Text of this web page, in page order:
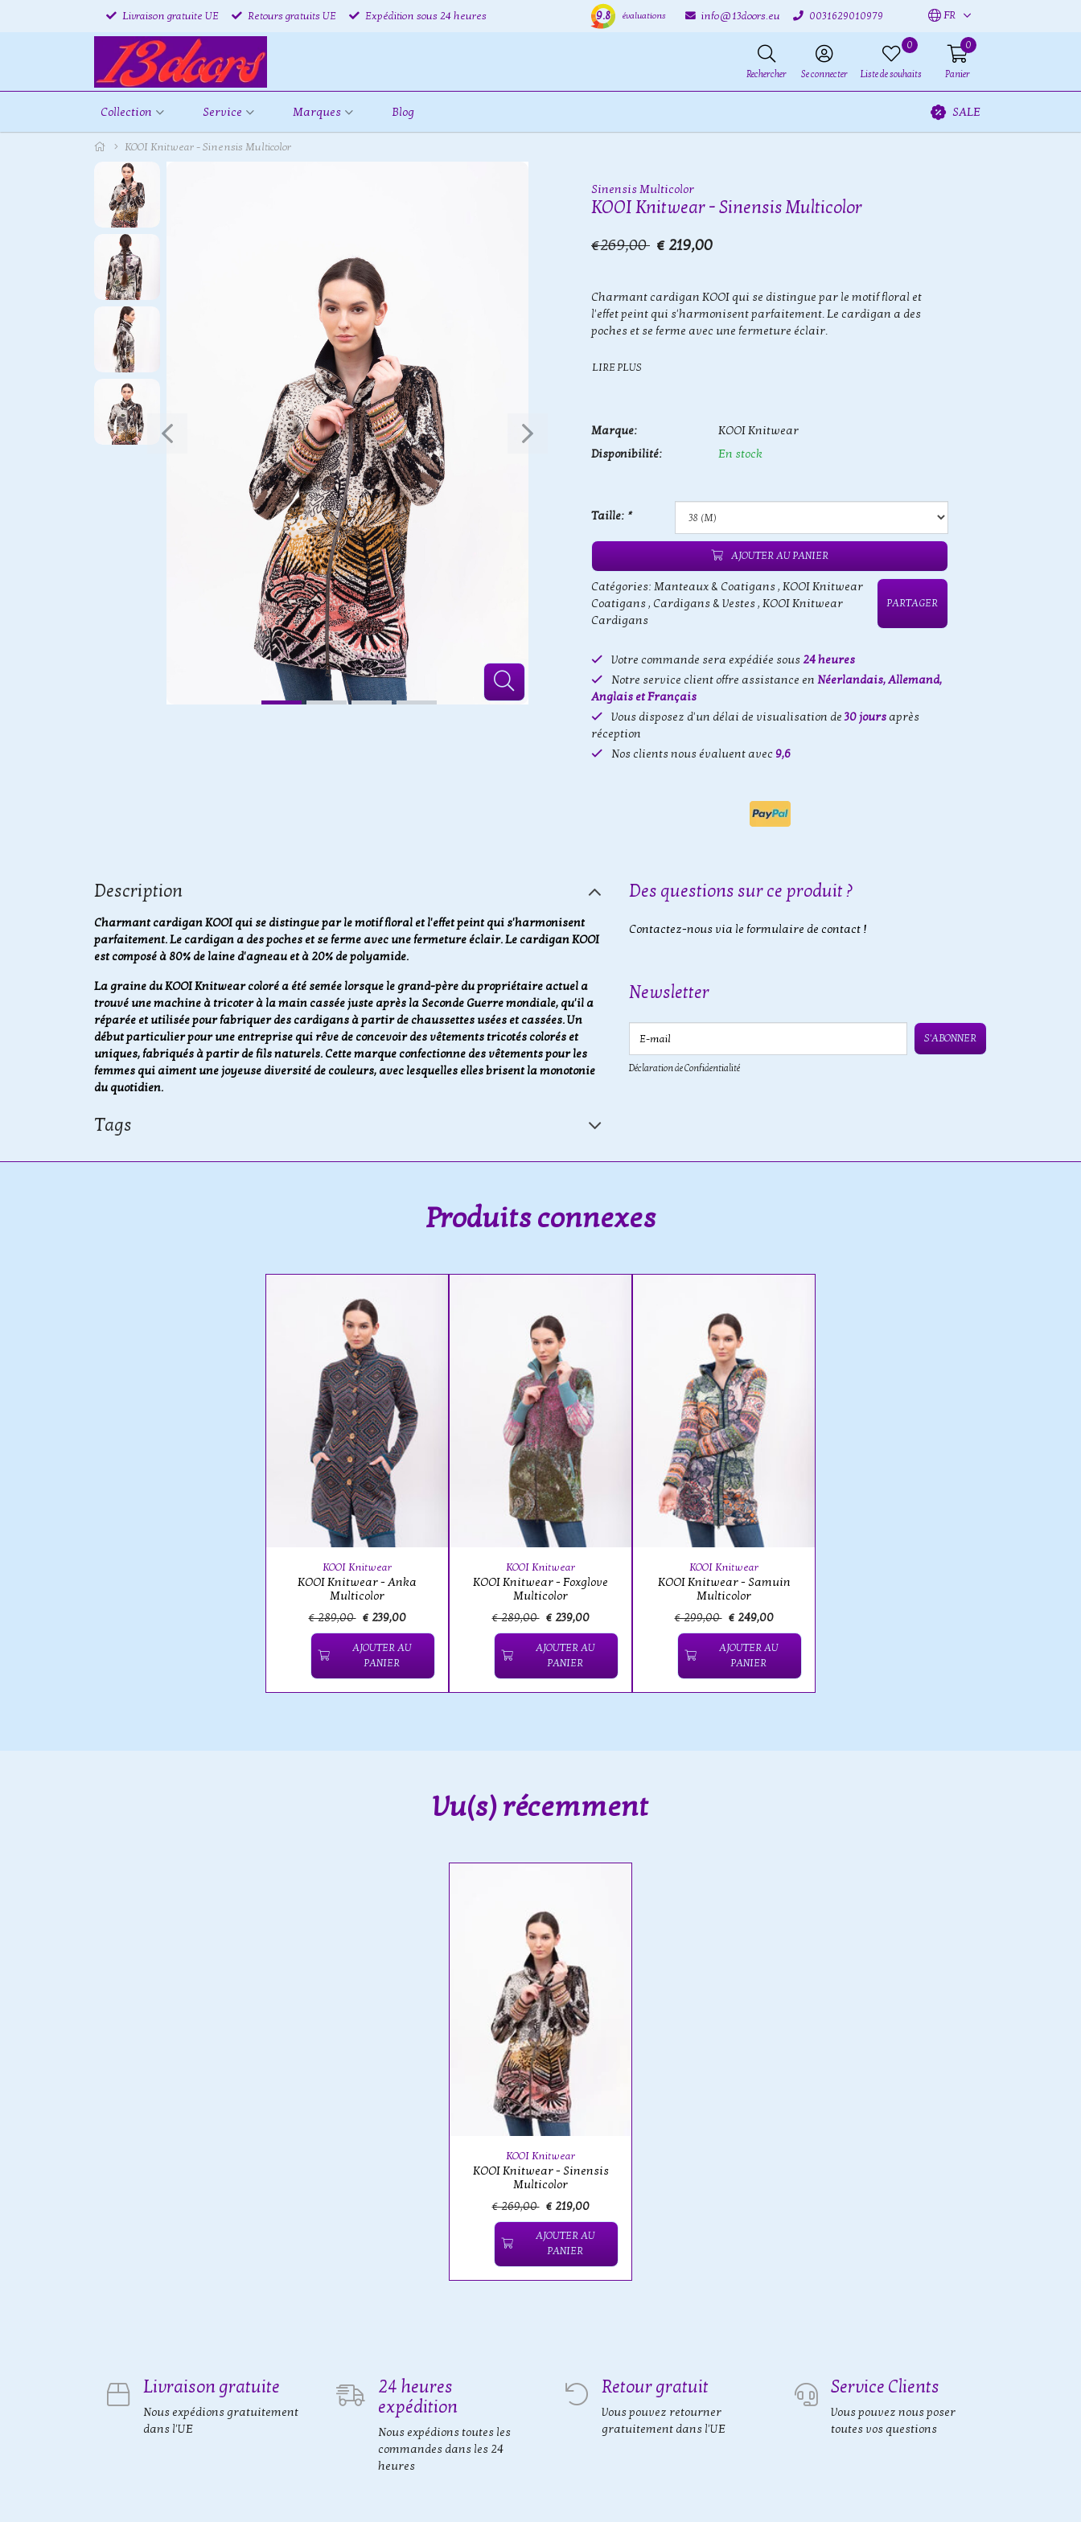
Livraison gratuite UE Retours gratuits UE Expédition sous 24 heures 9.8 évaluations info@13doors.eu 0031629010979 FR
Rechercher Se connecter
0
Liste de souhaits
0
Panier
Collection Service Marques Blog SALE
KOOI Knitwear - Sinensis Multicolor
Sinensis Multicolor
KOOI Knitwear - Sinensis Multicolor
€269,00 € 219,00
Charmant cardigan KOOI qui se distingue par le motif floral et
l'effet peint qui s'harmonisent parfaitement. Le cardigan a des
poches et se ferme avec une fermeture éclair.
LIRE PLUS
Marque:
KOOI Knitwear
Disponibilité:
En stock
Taille: *
AJOUTER AU PANIER
Catégories: Manteaux & Coatigans, KOOI Knitwear
Coatigans, Cardigans & Vestes, KOOI Knitwear
Cardigans
PARTAGER
Votre commande sera expédiée sous24 heures
Notre service client offre assistance en Néerlandais, Allemand,
Anglais et Français
Vous disposez d'un délai de visualisation de30 jours après
réception
Nos clients nous évaluent avec 9,6
Description
Charmant cardigan KOOI qui se distingue par le motif floral et l'effet peint qui s'harmonisent
parfaitement. Le cardigan a des poches et se ferme avec une fermeture éclair. Le cardigan KOOI
est composé à 80% de laine d'agneau et à 20% de polyamide.
La graine du KOOI Knitwear coloré a été semée lorsque le grand-père du propriétaire actuel a
trouvé une machine à tricoter à la main cassée juste après la Seconde Guerre mondiale, qu'il a
réparée et utilisée pour fabriquer des cardigans à partir de chaussettes usées et cassées. Un
début particulier pour une entreprise qui rêve de concevoir des vêtements tricotés colorés et
uniques, fabriqués à partir de fils naturels. Cette marque confectionne des vêtements pour les
femmes qui aiment une joyeuse diversité de couleurs, avec lesquelles elles brisent la monotonie
du quotidien.
Tags
Des questions sur ce produit ?
Contactez-nous via le formulaire de contact !
Newsletter
E-mail
S'ABONNER
Déclaration de Confidentialité
Produits connexes
KOOI Knitwear
KOOI Knitwear - Anka
Multicolor
€ 289,00 € 239,00
AJOUTER AU
PANIER
KOOI Knitwear
KOOI Knitwear - Foxglove
Multicolor
€ 289,00 € 239,00
AJOUTER AU
PANIER
KOOI Knitwear
KOOI Knitwear - Samuin
Multicolor
€ 299,00 € 249,00
AJOUTER AU
PANIER
Vu(s) récemment
KOOI Knitwear
KOOI Knitwear - Sinensis
Multicolor
€ 269,00 € 219,00
AJOUTER AU
PANIER
Livraison gratuite
Nous expédions gratuitement
dans l'UE
24 heures
expédition
Nous expédions toutes les
commandes dans les 24
heures
Retour gratuit
Vous pouvez retourner
gratuitement dans l'UE
Service Clients
Vous pouvez nous poser
toutes vos questions